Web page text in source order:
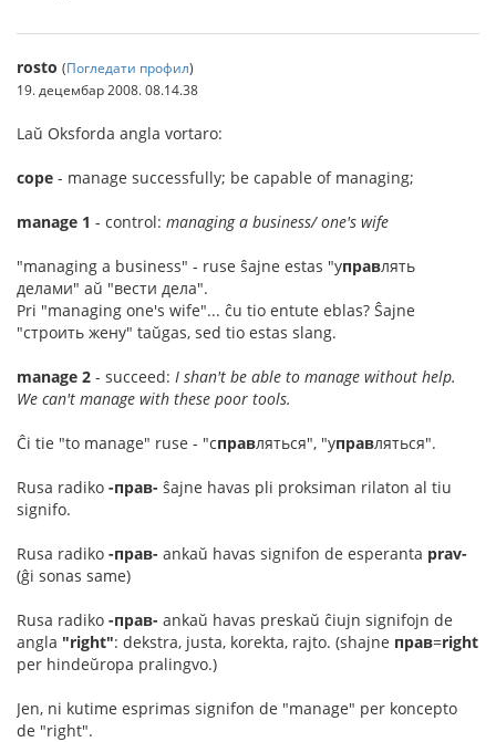
rosto (Погледати профил)
19. децембар 2008. 08.14.38
Laŭ Oksforda angla vortaro:
cope - manage successfully; be capable of managing;
manage 1 - control: managing a business/ one's wife
"managing a business" - ruse ŝajne estas "управлять
делами" aŭ "вести дела".
Pri "managing one's wife"... ĉu tio entute eblas? Ŝajne
"строить жену" taŭgas, sed tio estas slang.
manage 2 - succeed: I shan't be able to manage without help.
We can't manage with these poor tools.
Ĉi tie "to manage" ruse - "справляться", "управляться".
Rusa radiko -прав- ŝajne havas pli proksiman rilaton al tiu
signifo.
Rusa radiko -прав- ankaŭ havas signifon de esperanta prav-
(ĝi sonas same)
Rusa radiko -прав- ankaŭ havas preskaŭ ĉiujn signifojn de
angla "right": dekstra, justa, korekta, rajto. (shajne прав=right
per hindeŭropa pralingvo.)
Jen, ni kutime esprimas signifon de "manage" per koncepto
de "right".